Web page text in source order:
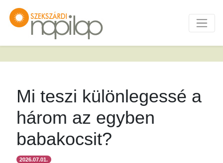
Mi teszi különlegessé a
három az egyben
babakocsit?
2026.07.01.